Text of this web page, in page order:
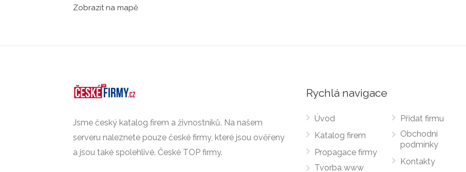
Zobrazit na mapě
Jsme český katalog firem a živnostníků. Na našem
serveru naleznete pouze české firmy, které jsou ověřeny
a jsou také spolehlivé. České TOP firmy.
Rychlá navigace
Úvod
Katalog firem
Propagace firmy
Tvorba www
Přidat firmu
Obchodní
podmínky
Kontakty